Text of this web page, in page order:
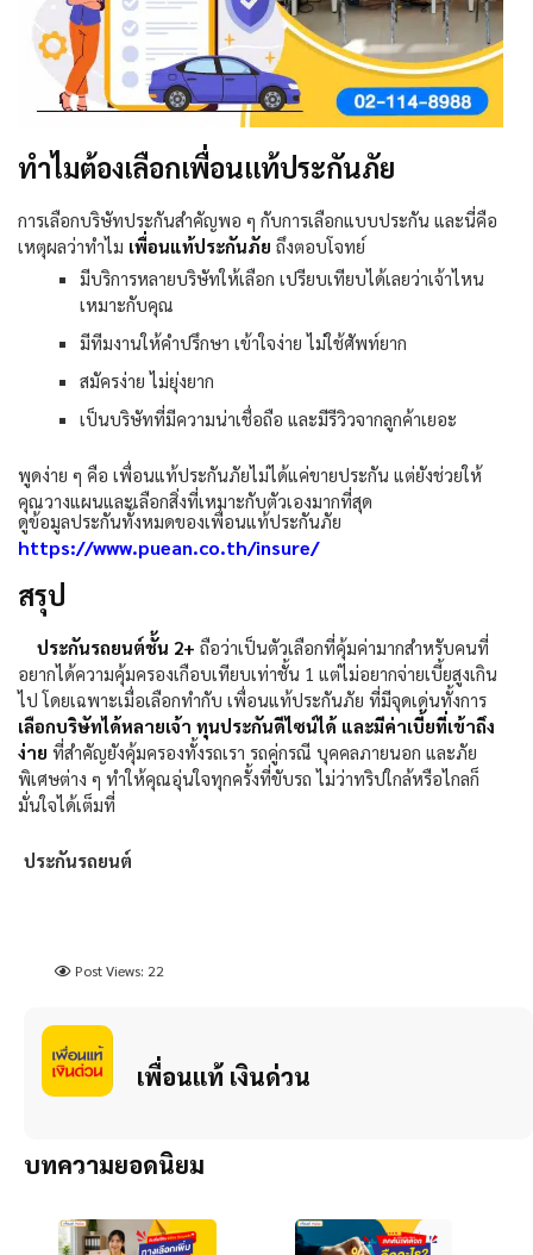
ทำไมต้องเลือกเพื่อนแท้ประกันภัย
การเลือกบริษัทประกันสำคัญพอ ๆ กับการเลือกแบบประกัน และนี่คือ
เหตุผลว่าทำไม เพื่อนแท้ประกันภัย ถึงตอบโจทย์
มีบริการหลายบริษัทให้เลือก เปรียบเทียบได้เลยว่าเจ้าไหน
เหมาะกับคุณ
มีทีมงานให้คำปรึกษา เข้าใจง่าย ไม่ใช้ศัพท์ยาก
สมัครง่าย ไม่ยุ่งยาก
เป็นบริษัทที่มีความน่าเชื่อถือ และมีรีวิวจากลูกค้าเยอะ
พูดง่าย ๆ คือ เพื่อนแท้ประกันภัยไม่ได้แค่ขายประกัน แต่ยังช่วยให้
คุณวางแผนและเลือกสิ่งที่เหมาะกับตัวเองมากที่สุด
ดูข้อมูลประกันทั้งหมดของเพื่อนแท้ประกันภัย
https://www.puean.co.th/insure/
สรุป
ประกันรถยนต์ชั้น 2+ ถือว่าเป็นตัวเลือกที่คุ้มค่ามากสำหรับคนที่
อยากได้ความคุ้มครองเกือบเทียบเท่าชั้น 1 แต่ไม่อยากจ่ายเบี้ยสูงเกิน
ไป โดยเฉพาะเมื่อเลือกทำกับ เพื่อนแท้ประกันภัย ที่มีจุดเด่นทั้งการ
เลือกบริษัทได้หลายเจ้า ทุนประกันดีไซน์ได้ และมีค่าเบี้ยที่เข้าถึง
ง่าย ที่สำคัญยังคุ้มครองทั้งรถเรา รถคู่กรณี บุคคลภายนอก และภัย
พิเศษต่าง ๆ ทำให้คุณอุ่นใจทุกครั้งที่ขับรถ ไม่ว่าทริปใกล้หรือไกลก็
มั่นใจได้เต็มที่
ประกันรถยนต์
Post Views: 22
เพื่อนแท้ เงินด่วน
บทความยอดนิยม